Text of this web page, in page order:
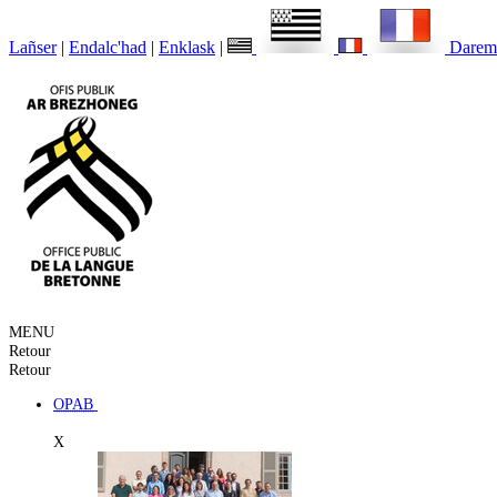
Lañser | Endalc'had | Enklask |
MENU
Retour
Retour
OPAB
X